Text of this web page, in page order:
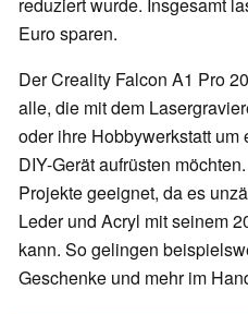
Euro sparen.
Der Creality Falcon A1 Pro
alle, die mit dem
oder ihre Hobbywerkstatt
DIY-Gerät aufrüsten
Projekte geeignet, da es
Leder und Acryl mit seinem
kann. So gelingen
Geschenke und mehr im